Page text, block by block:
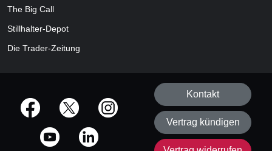
The Big Call
Stillhalter-Depot
Die Trader-Zeitung
offizielle Social Media-Accounts
Kontakt
Vertrag kündigen